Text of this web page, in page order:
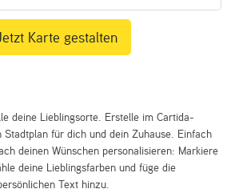
deine Lieblingsorte. Erstelle im Cartida-
Stadtplan für dich und dein Zuhause. Einfach
deinen Wünschen personalisieren: Markiere
deine Lieblingsfarben und füge die
Text hinzu.
Karte gestalten